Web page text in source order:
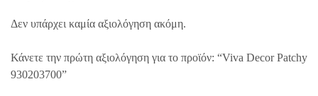
Δεν υπάρχει καμία αξιολόγηση ακόμη.
Κάνετε την πρώτη αξιολόγηση για το προϊόν: “Viva Decor Patchy
930203700”